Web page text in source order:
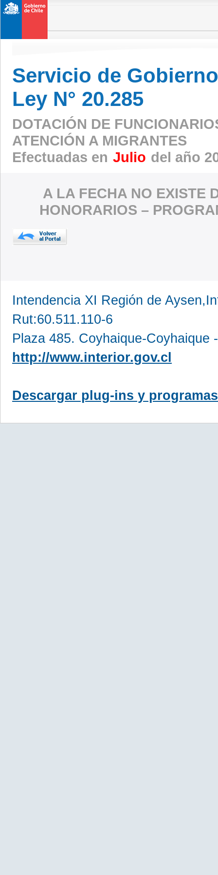
Servicio de
Ley N° 20.285
DOTACIÓN DE
ATENCIÓN A MIGRANTES
Efectuadas en Julio del año
A LA FECHA NO EXISTE
HONORARIOS –
Intendencia XI Región de
Rut:60.511.110-6
Plaza 485. Coyhaique-Coyhaique
http://www.interior.gov.cl
Descargar plug-ins y